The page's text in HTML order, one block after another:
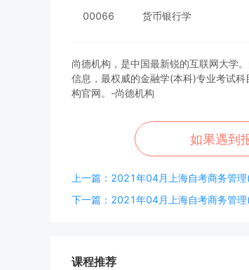
00066 货币银行学
尚德机构，是中国最新锐的互联网大学
信息，最权威的金融学(本科)专业考试
构官网。-尚德机构
如果遇到
上一篇：2021年04月上海自考商务管
下一篇：2021年04月上海自考商务管
课程推荐